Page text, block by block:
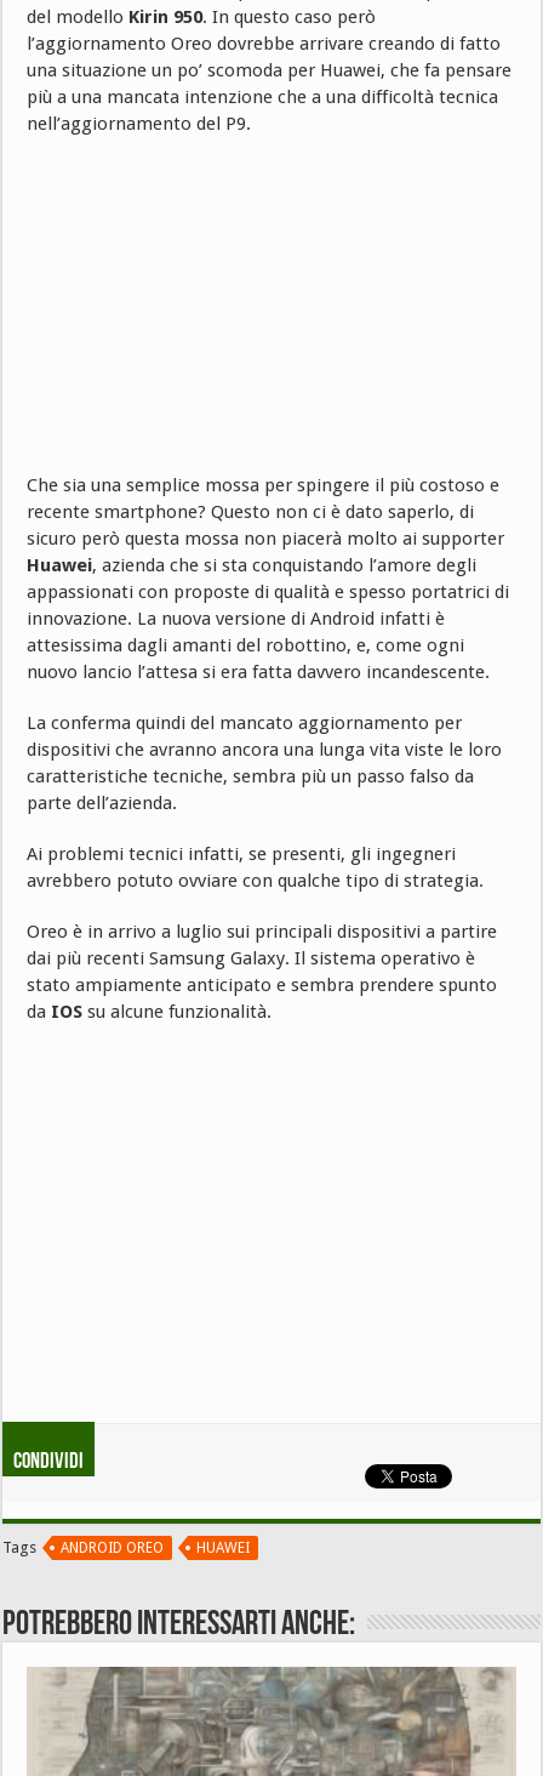
del modello Kirin 950. In questo caso però
l’aggiornamento Oreo dovrebbe arrivare creando di fatto
una situazione un po’ scomoda per Huawei, che fa pensare
più a una mancata intenzione che a una difficoltà tecnica
nell’aggiornamento del P9.
Che sia una semplice mossa per spingere il più costoso e
recente smartphone? Questo non ci è dato saperlo, di
sicuro però questa mossa non piacerà molto ai supporter
Huawei, azienda che si sta conquistando l’amore degli
appassionati con proposte di qualità e spesso portatrici di
innovazione. La nuova versione di Android infatti è
attesissima dagli amanti del robottino, e, come ogni
nuovo lancio l’attesa si era fatta davvero incandescente.
La conferma quindi del mancato aggiornamento per
dispositivi che avranno ancora una lunga vita viste le loro
caratteristiche tecniche, sembra più un passo falso da
parte dell’azienda.
Ai problemi tecnici infatti, se presenti, gli ingegneri
avrebbero potuto ovviare con qualche tipo di strategia.
Oreo è in arrivo a luglio sui principali dispositivi a partire
dai più recenti Samsung Galaxy. Il sistema operativo è
stato ampiamente anticipato e sembra prendere spunto
da IOS su alcune funzionalità.
Condividi
Tags ANDROID OREO HUAWEI
Potrebbero interessarti anche: